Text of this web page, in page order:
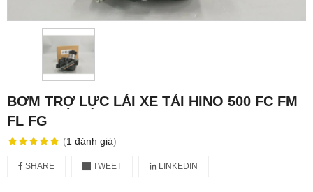
BƠM TRỢ LỰC LÁI XE TẢI HINO 500 FC FM
FL FG
(1 đánh giá)
SHARE TWEET LINKEDIN